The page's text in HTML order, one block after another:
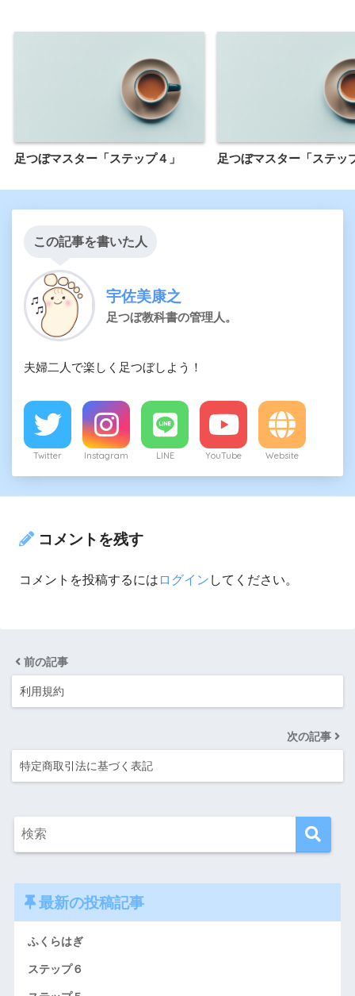
足つぼマスター「ステップ４」 足つぼマスター「ステッ
この記事を書いた人
宇佐美康之
足つぼ教科書の管理人。
夫婦二人で楽しく足つぼしよう！
Twitter Instagram LINE YouTube Website
コメントを残す
コメントを投稿するには ログイン してください。
前の記事
利用規約
次の記事
特定商取引法に基づく表記
最新の投稿記事
ふくらはぎ
ステップ６